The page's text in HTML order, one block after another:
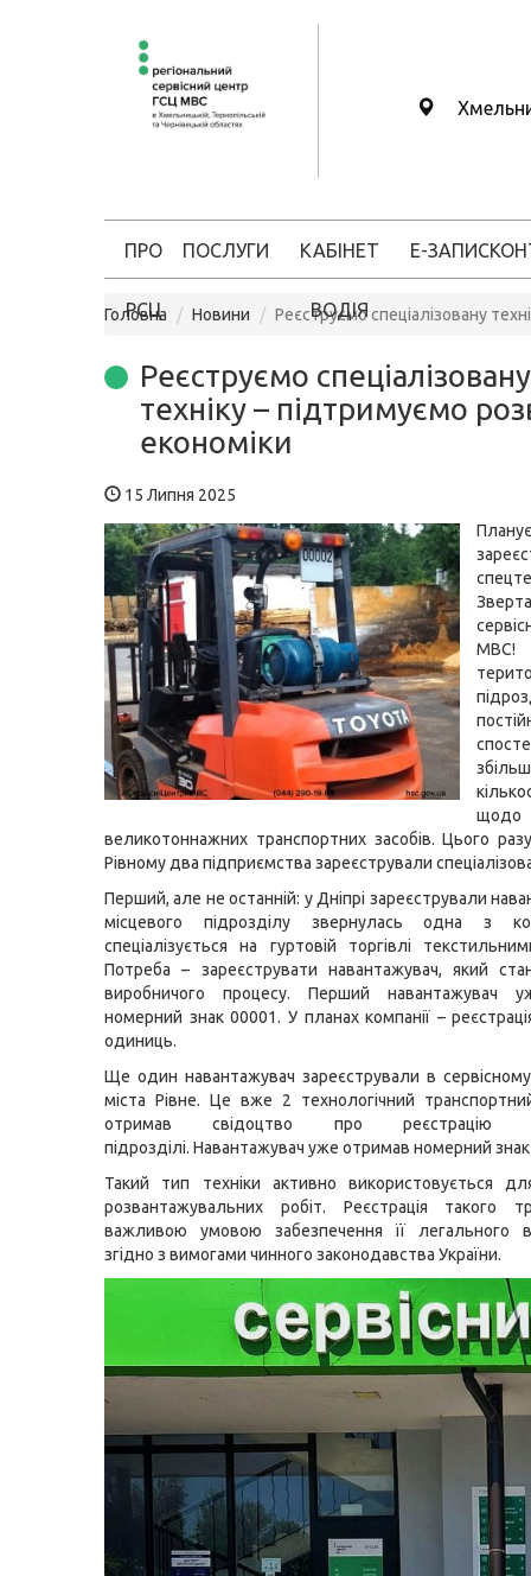
ПРО
РСЦ
ПОСЛУГИ КАБІНЕТ
ВОДІЯ
Е-ЗАПИС
Головна Новини Реєструємо спеціалізовану
Реєструємо спеціалізовану
техніку – підтримуємо
економіки
15 Липня 2025
щодо
великотоннажних транспортних засобів. Цього
Рівному два підприємства зареєстрували
Перший, але не останній: у Дніпрі зареєстрували
місцевого підрозділу звернулась одна з
спеціалізується на гуртовій торгівлі
Потреба – зареєструвати навантажувач, який
виробничого процесу. Перший навантажувач
номерний знак 00001. У планах компанії –
одиниць.
Ще один навантажувач зареєстрували в
міста Рівне. Це вже 2 технологічний
отримав свідоцтво про
підрозділі. Навантажувач уже отримав номерний
Такий тип техніки активно використовується
розвантажувальних робіт. Реєстрація такого
важливою умовою забезпечення її легального
згідно з вимогами чинного законодавства України.